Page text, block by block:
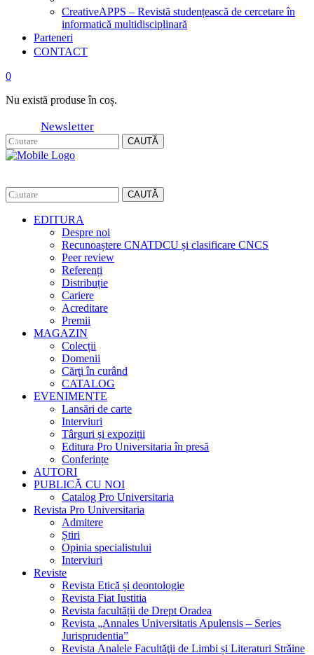
CreativeAPPS – Revistă studențească de cercetare în
informatică multidisciplinară
Parteneri
CONTACT
0
Nu există produse în coș.
Newsletter
CAUTĂ
CAUTĂ
EDITURA
Despre noi
Recunoaștere CNATDCU și clasificare CNCS
Peer review
Referenți
Distribuție
Cariere
Acreditare
Premii
MAGAZIN
Colecții
Domenii
Cărţi în curând
CATALOG
EVENIMENTE
Lansări de carte
Interviuri
Târguri și expoziții
Editura Pro Universitaria în presă
Conferințe
AUTORI
PUBLICĂ CU NOI
Catalog Pro Universitaria
Revista Pro Universitaria
Admitere
Știri
Opinia specialistului
Interviuri
Reviste
Revista Etică și deontologie
Revista Fiat Iustitia
Revista facultății de Drept Oradea
Revista „Annales Universitatis Apulensis – Series
Jurisprudentia”
Revista Analele Facultăţii de Limbi și Literaturi Străine